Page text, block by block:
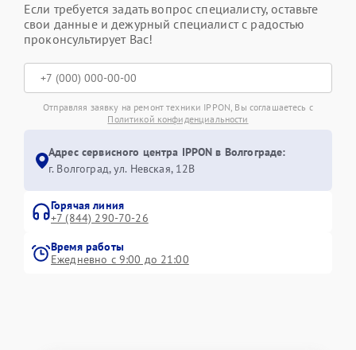
Если требуется задать вопрос специалисту, оставьте
свои данные и дежурный специалист с радостью
проконсультирует Вас!
Отправляя заявку на ремонт техники IPPON, Вы соглашаетесь с
Политикой конфиденциальности
Адрес сервисного центра IPPON в Волгограде:
г. Волгоград, ул. Невская, 12В
Горячая линия
+7 (844) 290-70-26
Время работы
Ежедневно с 9:00 до 21:00